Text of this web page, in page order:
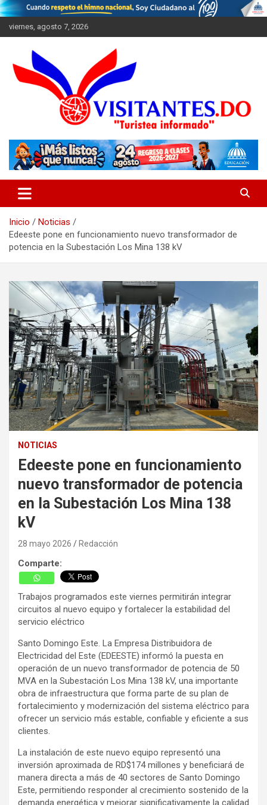
Saltar
al
contenido
viernes, agosto 7, 2026
Visitantes
Inicio
Noticias
Edeeste pone en funcionamiento nuevo transformador de
potencia en la Subestación Los Mina 138 kV
NOTICIAS
Edeeste pone en funcionamiento
nuevo transformador de potencia
en la Subestación Los Mina 138
kV
28 mayo 2026 Redacción
Comparte:
Trabajos programados este viernes permitirán integrar
circuitos al nuevo equipo y fortalecer la estabilidad del
servicio eléctrico
Santo Domingo Este. La Empresa Distribuidora de
Electricidad del Este (EDEESTE) informó la puesta en
operación de un nuevo transformador de potencia de 50
MVA en la Subestación Los Mina 138 kV, una importante
obra de infraestructura que forma parte de su plan de
fortalecimiento y modernización del sistema eléctrico para
ofrecer un servicio más estable, confiable y eficiente a sus
clientes.
La instalación de este nuevo equipo representó una
inversión aproximada de RD$174 millones y beneficiará de
manera directa a más de 40 sectores de Santo Domingo
Este, permitiendo responder al crecimiento sostenido de la
demanda energética y mejorar significativamente la calidad